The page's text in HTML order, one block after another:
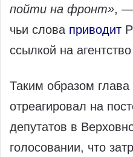
пойти на фронт», —
чьи слова приводит
ссылкой на
Таким образом
отреагировал на
депутатов в
голосовании, что